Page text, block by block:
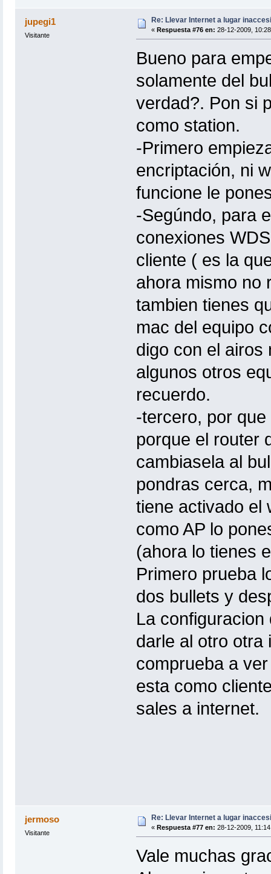
jupegi1
Visitante
Re: Llevar Internet a lugar
« Respuesta #76 en: 28-12-2009,
Bueno para
solamente del
verdad?. Pon si
como station.
-Primero
encriptación, ni
funcione le
-Segúndo, para
conexiones
cliente ( es la
ahora mismo no
tambien tienes
mac del equipo
digo con el airos
algunos otros
recuerdo.
-tercero, por
porque el router
cambiasela al
pondras cerca,
tiene activado el
como AP lo
(ahora lo tienes
Primero prueba
dos bullets y
La
darle al otro otra
comprueba a
esta como
sales a internet.
jermoso
Visitante
Re: Llevar Internet a lugar
« Respuesta #77 en: 28-12-2009,
Vale muchas